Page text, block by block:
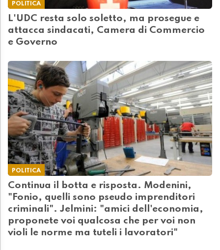
POLITICA
L'UDC resta solo soletto, ma prosegue e
attacca sindacati, Camera di Commercio
e Governo
POLITICA
Continua il botta e risposta. Modenini,
"Fonio, quelli sono pseudo imprenditori
criminali". Jelmini: "amici dell'economia,
proponete voi qualcosa che per voi non
violi le norme ma tuteli i lavoratori"